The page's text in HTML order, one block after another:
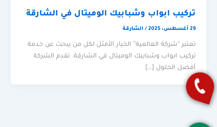
تركيب ابواب وشبابيك الوميتال في الشارقة
29 أغسطس، 2025 / الشارقة
تعتبر “شركة العالمية” الخيار الأمثل لكل من يبحث عن خدمة
تركيب ابواب وشبابيك الوميتال في الشارقة. تقدم الشركة
أفضل الحلول […]